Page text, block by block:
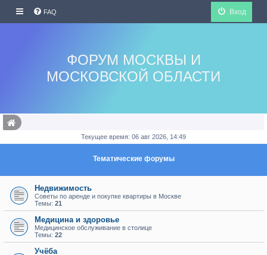
FAQ Вход
ФОРУМ МОСКВЫ И
МОСКОВСКОЙ ОБЛАСТИ
Текущее время: 06 авг 2026, 14:49
Тематические форумы
Недвижимость
Советы по аренде и покупке квартиры в Москве
Темы: 21
Медицина и здоровье
Медицинское обслуживание в столице
Темы: 22
Учёба